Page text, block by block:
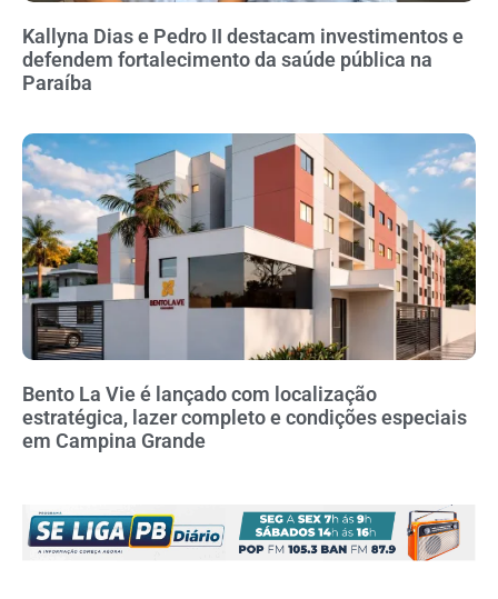
Kallyna Dias e Pedro II destacam investimentos e
defendem fortalecimento da saúde pública na
Paraíba
Bento La Vie é lançado com localização
estratégica, lazer completo e condições especiais
em Campina Grande